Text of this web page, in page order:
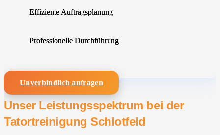
Effiziente Auftragsplanung
Professionelle Durchführung
Unverbindlich anfragen
Unser Leistungsspektrum bei der
Tatortreinigung Schlotfeld